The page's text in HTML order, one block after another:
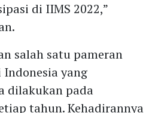
di IIMS 2022,”
salah satu pameran
yang
dilakukan pada
tahun. Kehadirannya